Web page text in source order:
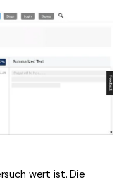
wert ist. Die